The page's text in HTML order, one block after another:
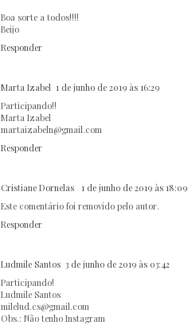
Boa sorte a todos!!!!
Beijo
Responder
Marta Izabel 1 de junho de 2019 às 16:29
Participando!!
Marta Izabel
martaizabeln@gmail.com
Responder
Cristiane Dornelas
1 de junho de 2019 às 18:09
Este comentário foi removido pelo autor.
Responder
Ludmile Santos 3 de junho de 2019 às 03:42
Participando!
Ludmile Santos
milelud.cs@gmail.com
Obs.: Não tenho Instagram